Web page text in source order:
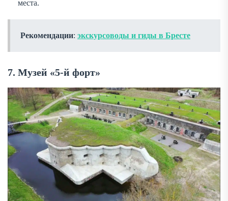
места.
Рекомендации: экскурсоводы и гиды в Бресте
7. Музей «5-й форт»